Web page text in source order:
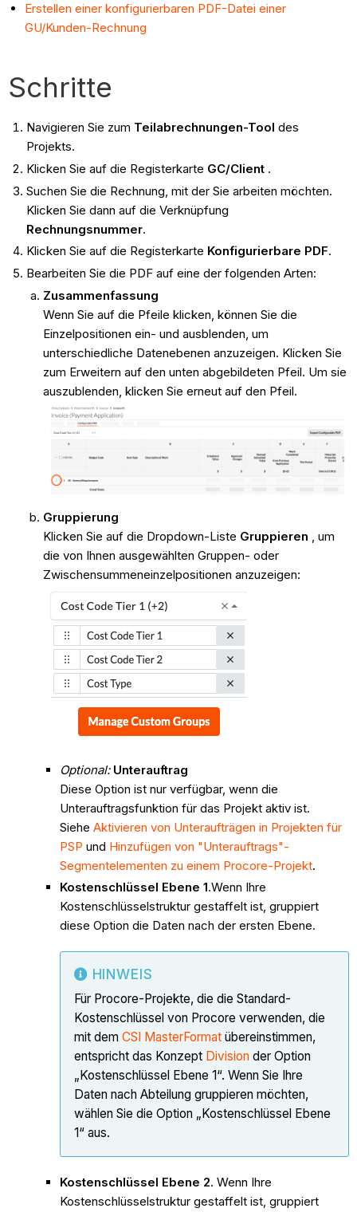
Erstellen einer konfigurierbaren PDF-Datei einer
GU/Kunden-Rechnung
Schritte
Navigieren Sie zum Teilabrechnungen-Tool des
Projekts.
Klicken Sie auf die Registerkarte GC/Client.
Suchen Sie die Rechnung, mit der Sie arbeiten möchten.
Klicken Sie dann auf die Verknüpfung
Rechnungsnummer.
Klicken Sie auf die Registerkarte Konfigurierbare PDF.
Bearbeiten Sie die PDF auf eine der folgenden Arten:
Zusammenfassung
Wenn Sie auf die Pfeile klicken, können Sie die
Einzelpositionen ein- und ausblenden, um
unterschiedliche Datenebenen anzuzeigen. Klicken Sie
zum Erweitern auf den unten abgebildeten Pfeil. Um sie
auszublenden, klicken Sie erneut auf den Pfeil.
Gruppierung
Klicken Sie auf die Dropdown-Liste Gruppieren , um
die von Ihnen ausgewählten Gruppen- oder
Zwischensummeneinzelpositionen anzuzeigen:
Optional: Unterauftrag
Diese Option ist nur verfügbar, wenn die
Unterauftragsfunktion für das Projekt aktiv ist.
Siehe Aktivieren von Unteraufträgen in Projekten für
PSP und Hinzufügen von "Unterauftrags"-
Segmentelementen zu einem Procore-Projekt.
Kostenschlüssel Ebene 1.Wenn Ihre
Kostenschlüsselstruktur gestaffelt ist, gruppiert
diese Option die Daten nach der ersten Ebene.
HINWEIS
Für Procore-Projekte, die die Standard-
Kostenschlüssel von Procore verwenden, die
mit dem CSI MasterFormatübereinstimmen,
entspricht das Konzept Divisionder Option
„Kostenschlüssel Ebene 1“. Wenn Sie Ihre
Daten nach Abteilung gruppieren möchten,
wählen Sie die Option „Kostenschlüssel Ebene
1“ aus.
Kostenschlüssel Ebene 2. Wenn Ihre
Kostenschlüsselstruktur gestaffelt ist, gruppiert